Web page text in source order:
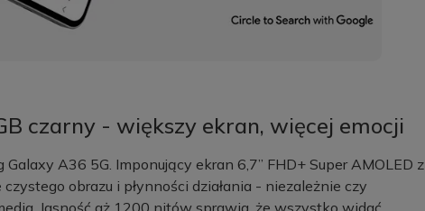
czarny - większy ekran, więcej emocji
A36 5G. Imponujący ekran 6,7” FHD+ Super AMOLED z
obrazu i płynności działania - niezależnie czy